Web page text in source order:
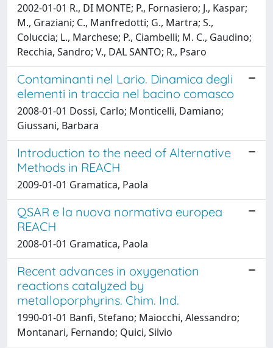
2002-01-01 R., DI MONTE; P., Fornasiero; J., Kaspar;
M., Graziani; C., Manfredotti; G., Martra; S.,
Coluccia; L., Marchese; P., Ciambelli; M. C., Gaudino;
Recchia, Sandro; V., DAL SANTO; R., Psaro
Contaminanti nel Lario. Dinamica degli
elementi in traccia nel bacino comasco
2008-01-01 Dossi, Carlo; Monticelli, Damiano;
Giussani, Barbara
Introduction to the need of Alternative
Methods in REACH
2009-01-01 Gramatica, Paola
QSAR e la nuova normativa europea
REACH
2008-01-01 Gramatica, Paola
Recent advances in oxygenation
reactions catalyzed by
metalloporphyrins. Chim. Ind.
1990-01-01 Banfi, Stefano; Maiocchi, Alessandro;
Montanari, Fernando; Quici, Silvio